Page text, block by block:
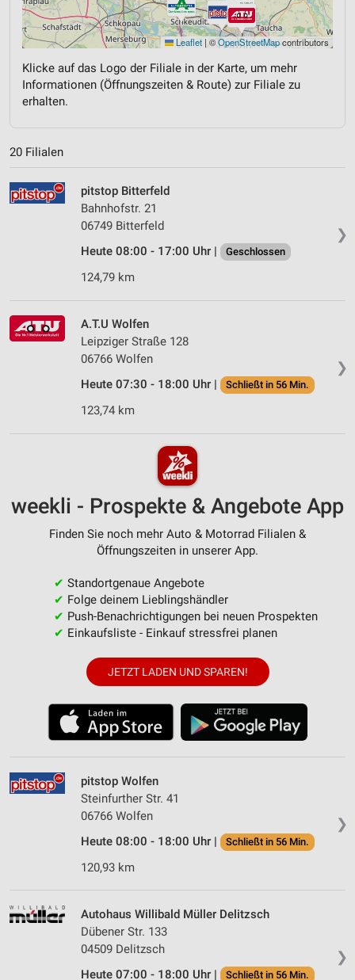
Leaflet | ©OpenStreetMapcontributors
Klicke auf das Logo der Filiale in der Karte, um mehr
Informationen (Öffnungszeiten & Route) zur Filiale zu
erhalten.
20 Filialen
❯
pitstop Bitterfeld
Bahnhofstr. 21
06749 Bitterfeld
Heute 08:00 - 17:00 Uhr |
Geschlossen
124,79 km
❯
A.T.U Wolfen
Leipziger Straße 128
06766 Wolfen
Heute 07:30 - 18:00 Uhr |
Schließt in 56 Min.
123,74 km
weekli - Prospekte & Angebote App
Finden Sie noch mehr Auto & Motorrad Filialen &
Öffnungszeiten in unserer App.
✔ Standortgenaue Angebote
✔ Folge deinem Lieblingshändler
✔ Push-Benachrichtigungen bei neuen Prospekten
✔ Einkaufsliste - Einkauf stressfrei planen
JETZT LADEN UND SPAREN!
❯
pitstop Wolfen
Steinfurther Str. 41
06766 Wolfen
Heute 08:00 - 18:00 Uhr |
Schließt in 56 Min.
120,93 km
❯
Autohaus Willibald Müller Delitzsch
Dübener Str. 133
04509 Delitzsch
Heute 07:00 - 18:00 Uhr |
Schließt in 56 Min.